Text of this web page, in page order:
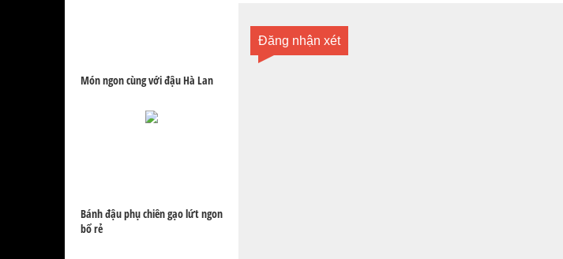
Món ngon cùng với đậu Hà Lan
Bánh đậu phụ chiên gạo lứt ngon
bổ rẻ
Đăng nhận xét